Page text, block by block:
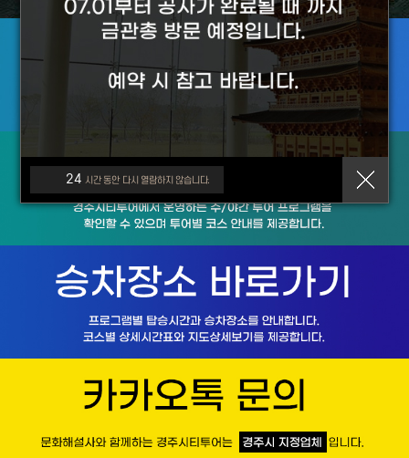
24 시간 동안 다시 열람하지 않습니다.